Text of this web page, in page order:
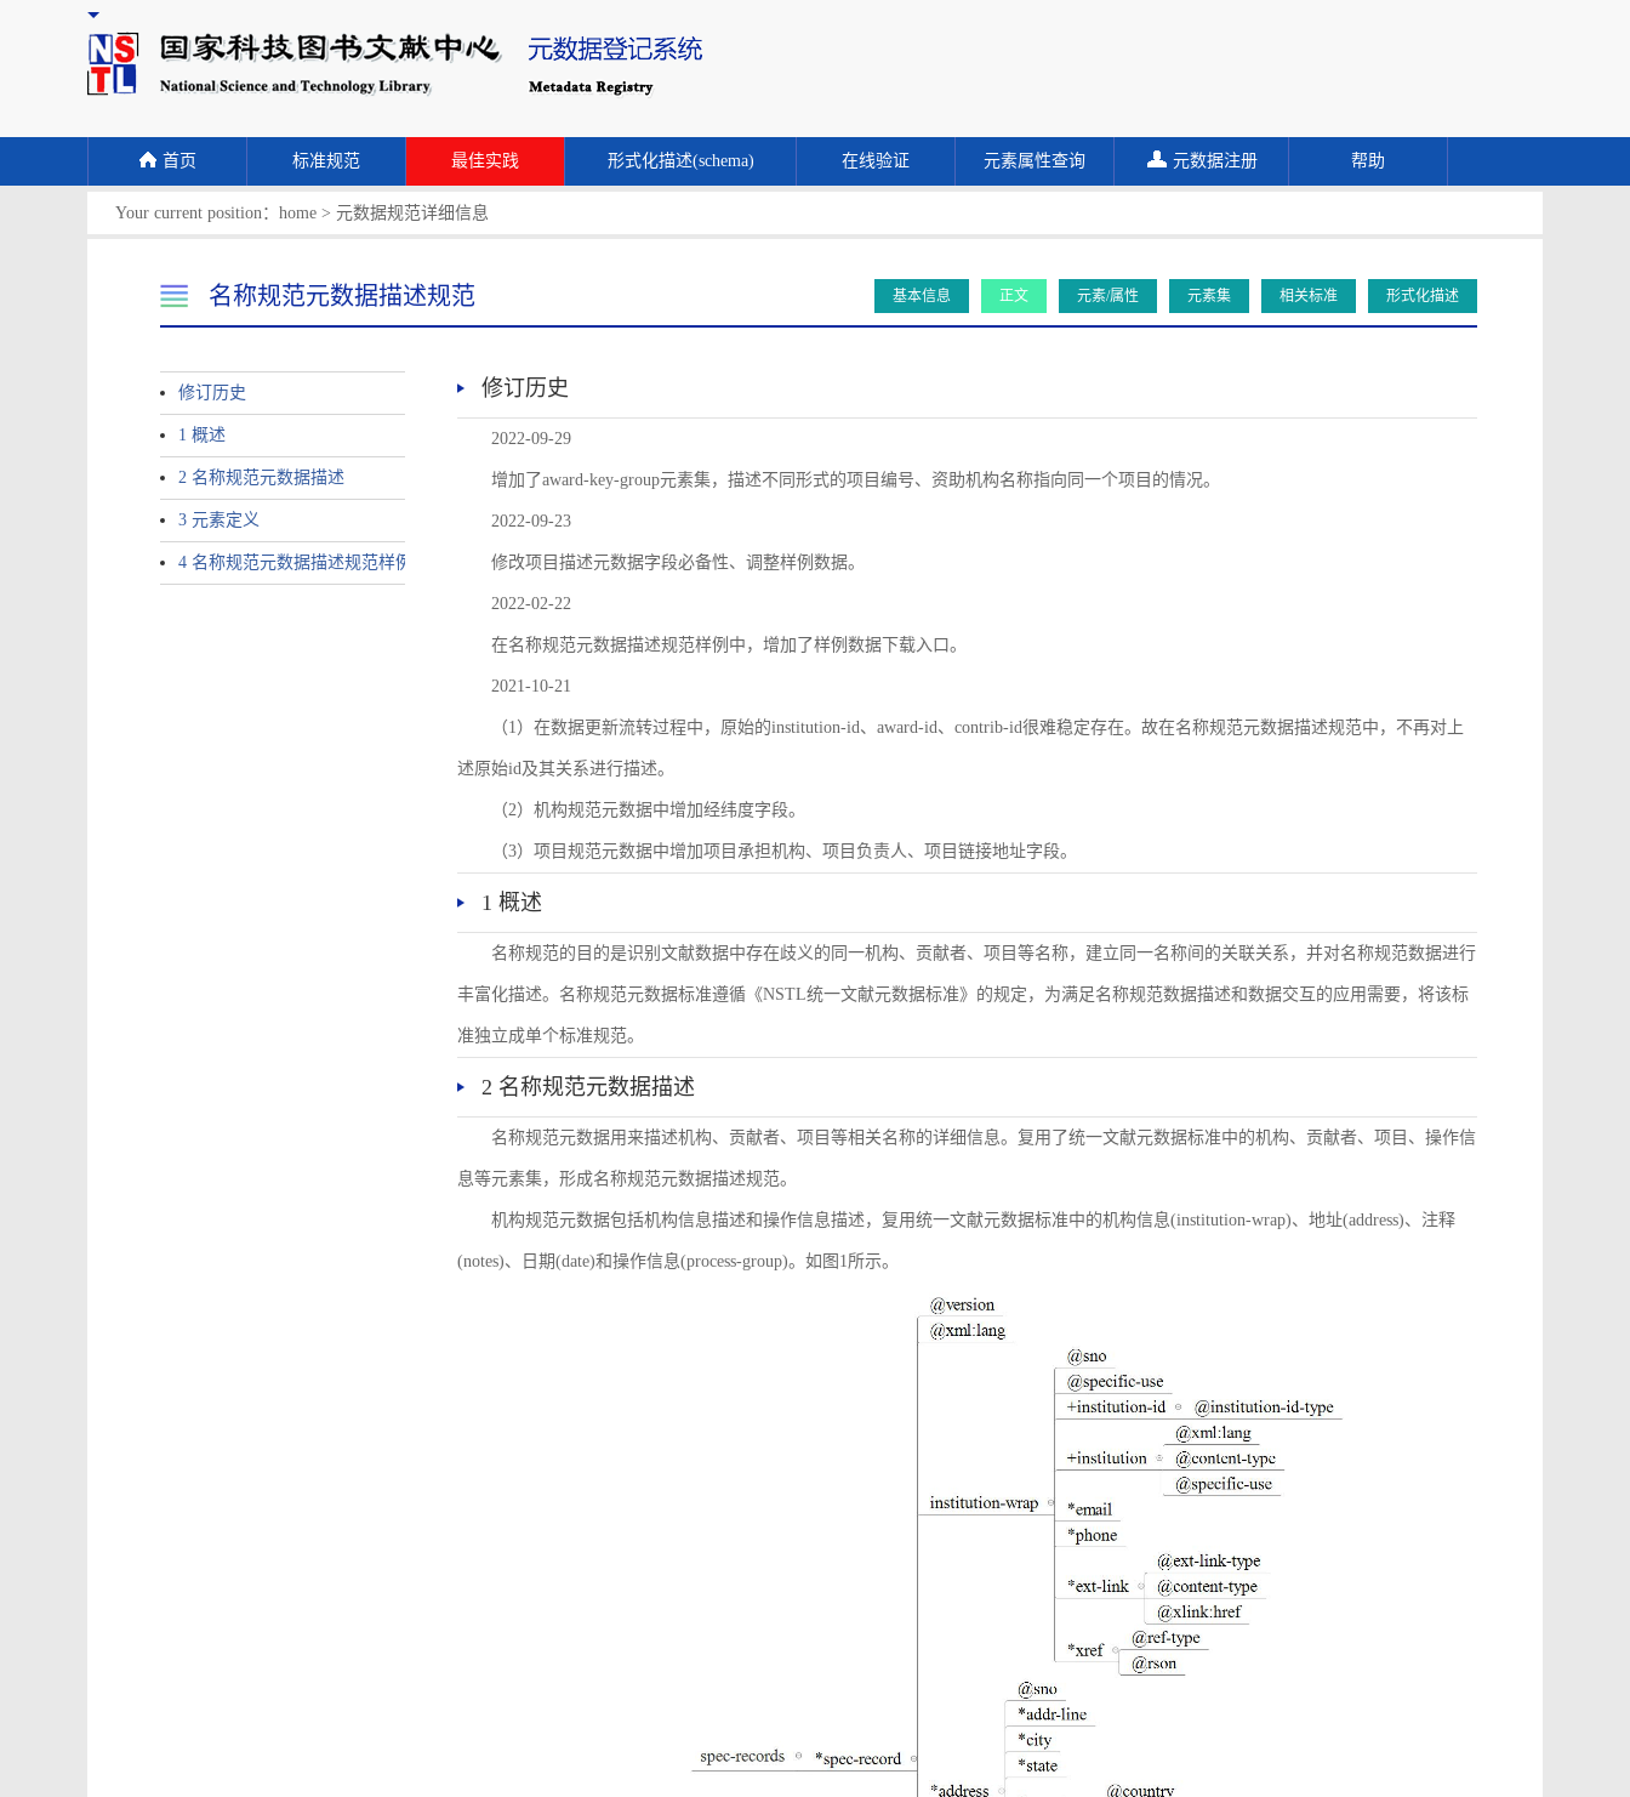
首页 标准规范 最佳实践 形式化描述(schema) 在线验证 元素属性查询 元数据注册 帮助
Your current position： home > 元数据规范详细信息
名称规范元数据描述规范 基本信息 正文 元素/属性 元素集 相关标准 形式化描述
修订历史
1 概述
2 名称规范元数据描述
3 元素定义
4 名称规范元数据描述规范样例
修订历史
2022-09-29
增加了award-key-group元素集，描述不同形式的项目编号、资助机构名称指向同一个项目的情况。
2022-09-23
修改项目描述元数据字段必备性、调整样例数据。
2022-02-22
在名称规范元数据描述规范样例中，增加了样例数据下载入口。
2021-10-21
（1）在数据更新流转过程中，原始的institution-id、award-id、contrib-id很难稳定存在。故在名称规范元数据描述规范中，不再对上
述原始id及其关系进行描述。
（2）机构规范元数据中增加经纬度字段。
（3）项目规范元数据中增加项目承担机构、项目负责人、项目链接地址字段。
1 概述
名称规范的目的是识别文献数据中存在歧义的同一机构、贡献者、项目等名称，建立同一名称间的关联关系，并对名称规范数据进行
丰富化描述。名称规范元数据标准遵循《NSTL统一文献元数据标准》的规定，为满足名称规范数据描述和数据交互的应用需要，将该标
准独立成单个标准规范。
2 名称规范元数据描述
名称规范元数据用来描述机构、贡献者、项目等相关名称的详细信息。复用了统一文献元数据标准中的机构、贡献者、项目、操作信
息等元素集，形成名称规范元数据描述规范。
机构规范元数据包括机构信息描述和操作信息描述，复用统一文献元数据标准中的机构信息(institution-wrap)、地址(address)、注释
(notes)、日期(date)和操作信息(process-group)。如图1所示。